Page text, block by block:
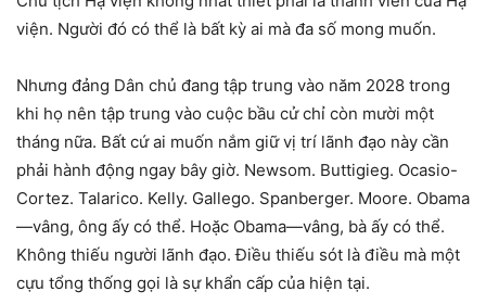
viện. Người đó có thể là bất kỳ ai mà đa số mong muốn.
Nhưng đảng Dân chủ đang tập trung vào năm 2028 trong
khi họ nên tập trung vào cuộc bầu cử chỉ còn mười một
tháng nữa. Bất cứ ai muốn nắm giữ vị trí lãnh đạo này cần
phải hành động ngay bây giờ. Newsom. Buttigieg. Ocasio-
Cortez. Talarico. Kelly. Gallego. Spanberger. Moore. Obama
—vâng, ông ấy có thể. Hoặc Obama—vâng, bà ấy có thể.
Không thiếu người lãnh đạo. Điều thiếu sót là điều mà một
cựu tổng thống gọi là sự khẩn cấp của hiện tại.